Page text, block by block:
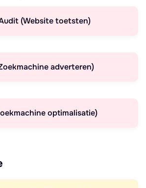
(Website toetsten)
adverteren)
optimalisatie)